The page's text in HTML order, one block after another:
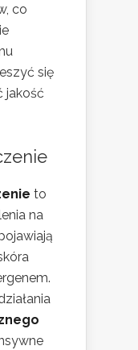
co
się
jakość
to
na